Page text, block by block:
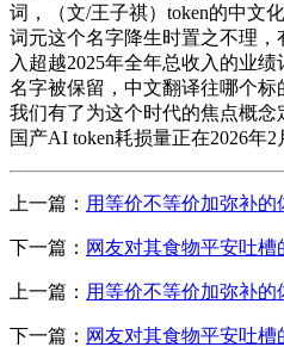
词，（文/王子祺）token的中文
词元这个名字降生时置之不理
入超越2025年全年总收入的业
名字被保留，中文翻译往哪个标
我们有了为这个时代的焦点概
国产AI token耗损量正在2026年2
上一篇： 用等价不等价加弥补
下一篇： 网友对其食物平安吐槽
上一篇： 用等价不等价加弥补
下一篇： 网友对其食物平安吐槽